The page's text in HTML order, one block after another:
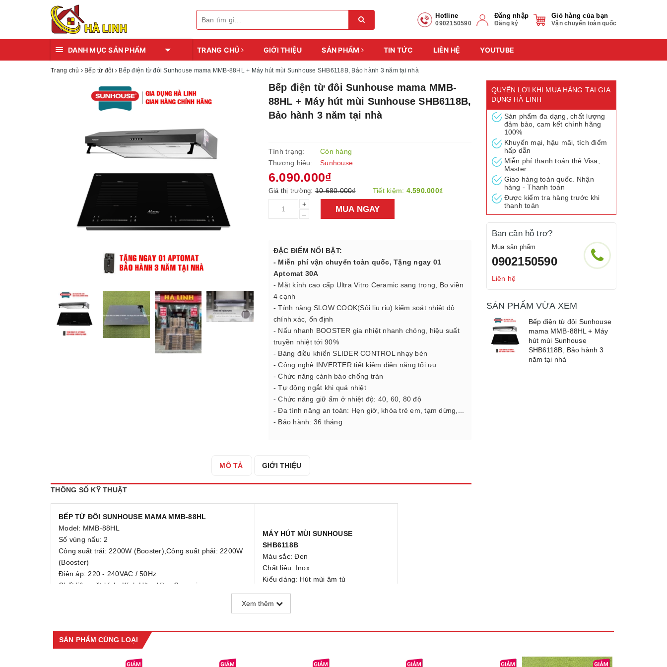
Hotline
0902150590
Đăng nhập
Đăng ký
Giỏ hàng của bạn
Vận chuyển toàn quốc
DANH MỤC SẢN PHẨM TRANG CHỦ GIỚI THIỆU SẢN PHẨM TIN TỨC LIÊN HỆ YOUTUBE
Trang chủ Bếp từ đôi Bếp điện từ đôi Sunhouse mama MMB-88HL + Máy hút mùi Sunhouse SHB6118B, Bảo hành 3 năm tại nhà
Bếp điện từ đôi Sunhouse mama MMB-
88HL + Máy hút mùi Sunhouse SHB6118B,
Bảo hành 3 năm tại nhà
Tình trạng:
Còn hàng
Thương hiệu:
Sunhouse
6.090.000₫
Giá thị trường:10.680.000₫ Tiết kiệm: 4.590.000₫
+
–
MUA NGAY
ĐẶC ĐIỂM NỔI BẬT:
- Miễn phí vận chuyển toàn quốc, Tặng ngay 01
Aptomat 30A
- Mặt kính cao cấp Ultra Vitro Ceramic sang trọng, Bo viền
4 cạnh
- Tính năng SLOW COOK(Sôi liu riu) kiểm soát nhiệt độ
chính xác, ổn định
- Nấu nhanh BOOSTER gia nhiệt nhanh chóng, hiệu suất
truyền nhiệt tới 90%
- Bảng điều khiển SLIDER CONTROL nhạy bén
- Công nghệ INVERTER tiết kiệm điện năng tối ưu
- Chức năng cảnh báo chống tràn
- Tự động ngắt khi quá nhiệt
- Chức năng giữ ấm ở nhiệt độ: 40, 60, 80 độ
- Đa tính năng an toàn: Hẹn giờ, khóa trẻ em, tạm dừng,...
- Bảo hành: 36 tháng
MÔ TẢ GIỚI THIỆU
THÔNG SỐ KỸ THUẬT
BẾP TỪ ĐÔI SUNHOUSE MAMA MMB-88HL
Model: MMB-88HL
Số vùng nấu: 2
Công suất trái: 2200W (Booster),Công suất phải: 2200W
(Booster)
Điện áp: 220 - 240VAC / 50Hz
Chất liệu mặt kính: Kính Ultra Vitro Ceramic
Số bảng điều khiển: 2
Mức công suất điều chỉnh nhiệt: 9 mức (hiển thị W)
MÁY HÚT MÙI SUNHOUSE
SHB6118B
Màu sắc: Đen
Chất liệu: Inox
Kiểu dáng: Hút mùi âm tủ
Công suất motor: 210W
Công suất đèn: 40W
Khối lượng: 8.5kg
Xem thêm
QUYỀN LỢI KHI MUA HÀNG TẠI GIA
DỤNG HÀ LINH
Sản phẩm đa dạng, chất lượng
đảm bảo, cam kết chính hãng
100%
Khuyến mại, hậu mãi, tích điểm
hấp dẫn
Miễn phí thanh toán thẻ Visa,
Master....
Giao hàng toàn quốc. Nhận
hàng - Thanh toán
Được kiểm tra hàng trước khi
thanh toán
Bạn cần hỗ trợ?
Mua sản phẩm
0902150590
Liên hệ
SẢN PHẨM VỪA XEM
Bếp điện từ đôi Sunhouse
mama MMB-88HL + Máy
hút mùi Sunhouse
SHB6118B, Bảo hành 3
năm tại nhà
SẢN PHẨM CÙNG LOẠI